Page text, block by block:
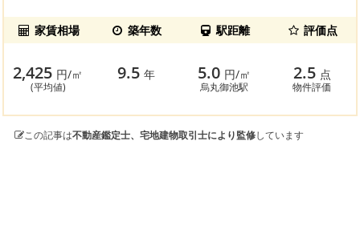
家賃相場 築年数 駅距離 評価点
2,425 円/㎡
(平均値)
9.5 年 5.0 円/㎡
烏丸御池駅
2.5 点
物件評価
この記事は不動産鑑定士、宅地建物取引士により監修しています